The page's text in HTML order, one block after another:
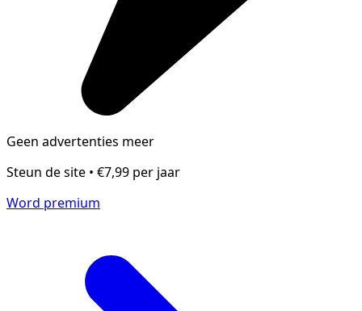
Geen advertenties meer
Steun de site • €7,99 per jaar
Word premium